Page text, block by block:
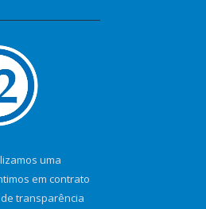
uma
em contrato
transparência